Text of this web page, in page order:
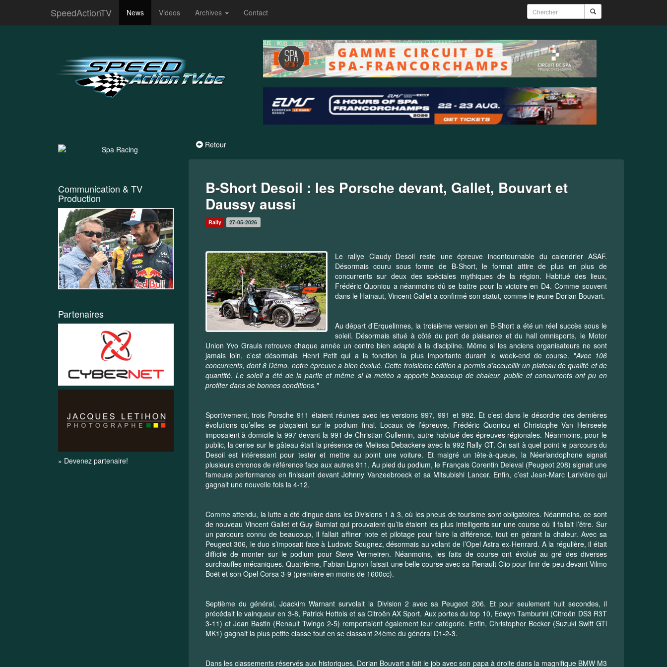
SpeedActionTV News Videos Archives Contact
Retour
B-Short Desoil : les Porsche devant, Gallet, Bouvart et
Daussy aussi
Rally 27-05-2026
Le rallye Claudy Desoil reste une épreuve incontournable du calendrier ASAF.
Désormais couru sous forme de B-Short, le format attire de plus en plus de
concurrents sur deux des spéciales mythiques de la région. Habitué des lieux,
Frédéric Quoniou a néanmoins dû se battre pour la victoire en D4. Comme souvent
dans le Hainaut, Vincent Gallet a confirmé son statut, comme le jeune Dorian Bouvart.
Au départ d’Erquelinnes, la troisième version en B-Short a été un réel succès sous le
soleil. Désormais situé à côté du port de plaisance et du hall omnisports, le Motor
Union Yvo Grauls retrouve chaque année un centre bien adapté à la discipline. Même si les anciens organisateurs ne sont
jamais loin, c’est désormais Henri Petit qui a la fonction la plus importante durant le week-end de course. "Avec 106
concurrents, dont 8 Démo, notre épreuve a bien évolué. Cette troisième édition a permis d’accueillir un plateau de qualité et de
quantité. Le soleil a été de la partie et même si la météo a apporté beaucoup de chaleur, public et concurrents ont pu en
profiter dans de bonnes conditions."
Sportivement, trois Porsche 911 étaient réunies avec les versions 997, 991 et 992. Et c’est dans le désordre des dernières
évolutions qu’elles se plaçaient sur le podium final. Locaux de l’épreuve, Frédéric Quoniou et Christophe Van Heirseele
imposaient à domicile la 997 devant la 991 de Christian Gullemin, autre habitué des épreuves régionales. Néanmoins, pour le
public, la cerise sur le gâteau était la présence de Melissa Debackere avec la 992 Rally GT. On sait à quel point le parcours du
Desoil est intéressant pour tester et mettre au point une voiture. Et malgré un tête-à-queue, la Néerlandophone signait
plusieurs chronos de référence face aux autres 911. Au pied du podium, le Français Corentin Deleval (Peugeot 208) signait une
fameuse performance en finissant devant Johnny Vanzeebroeck et sa Mitsubishi Lancer. Enfin, c’est Jean-Marc Larivière qui
gagnait une nouvelle fois la 4-12.
Comme attendu, la lutte a été dingue dans les Divisions 1 à 3, où les pneus de tourisme sont obligatoires. Néanmoins, ce sont
de nouveau Vincent Gallet et Guy Burniat qui prouvaient qu’ils étaient les plus intelligents sur une course où il fallait l’être. Sur
un parcours connu de beaucoup, il fallait affiner note et pilotage pour faire la différence, tout en gérant la chaleur. Avec sa
Peugeot 306, le duo s’imposait face à Ludovic Sougnez, désormais au volant de l’Opel Astra ex-Henrard. A la régulière, il était
difficile de monter sur le podium pour Steve Vermeiren. Néanmoins, les faits de course ont évolué au gré des diverses
surchauffes mécaniques. Quatrième, Fabian Lignon faisait une belle course avec sa Renault Clio pour finir de peu devant Vilmo
Boët et son Opel Corsa 3-9 (première en moins de 1600cc).
Septième du général, Joackim Warnant survolait la Division 2 avec sa Peugeot 206. Et pour seulement huit secondes, il
précédait le vainqueur en 3-8, Patrick Hottois et sa Citroën AX Sport. Aux portes du top 10, Edwyn Tamburini (Citroën DS3 R3T
3-11) et Jean Bastin (Renault Twingo 2-5) remportaient également leur catégorie. Enfin, Christopher Becker (Suzuki Swift GTi
MK1) gagnait la plus petite classe tout en se classant 24ème du général D1-2-3.
Dans les classements réservés aux historiques, Dorian Bouvart a fait le job avec son papa à droite dans la magnifique BMW M3
Communication & TV
Production
Partenaires
» Devenez partenaire!